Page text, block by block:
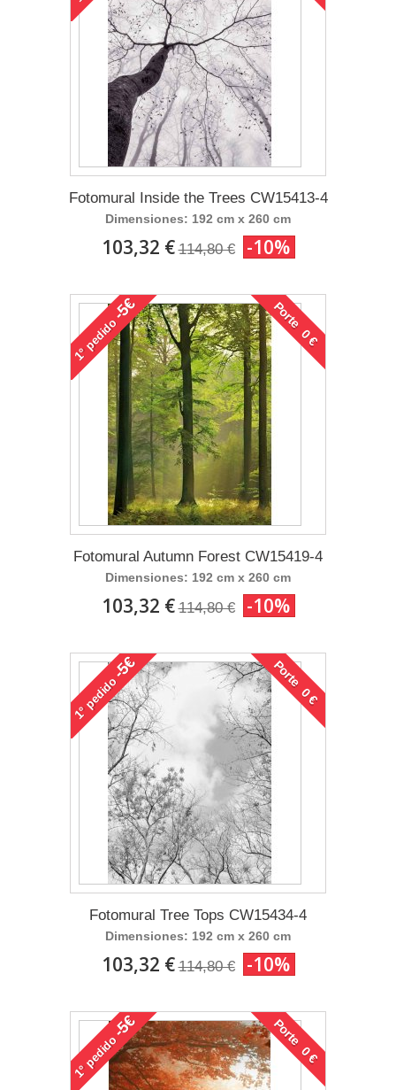
Fotomural Inside the Trees CW15413-4
Dimensiones: 192 cm x 260 cm
103,32 € 114,80 € -10%
1°
pedido
-5€ Porte 0 €
Fotomural Autumn Forest CW15419-4
Dimensiones: 192 cm x 260 cm
103,32 € 114,80 € -10%
1°
pedido
-5€ Porte 0 €
Fotomural Tree Tops CW15434-4
Dimensiones: 192 cm x 260 cm
103,32 € 114,80 € -10%
1°
pedido
-5€ Porte 0 €